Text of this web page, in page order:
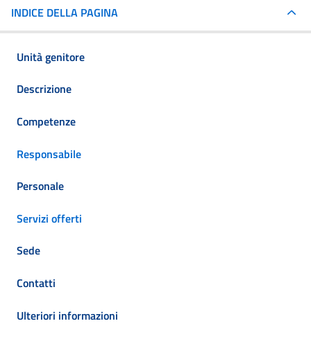
INDICE DELLA PAGINA
Unità genitore
Descrizione
Competenze
Responsabile
Personale
Servizi offerti
Sede
Contatti
Ulteriori informazioni